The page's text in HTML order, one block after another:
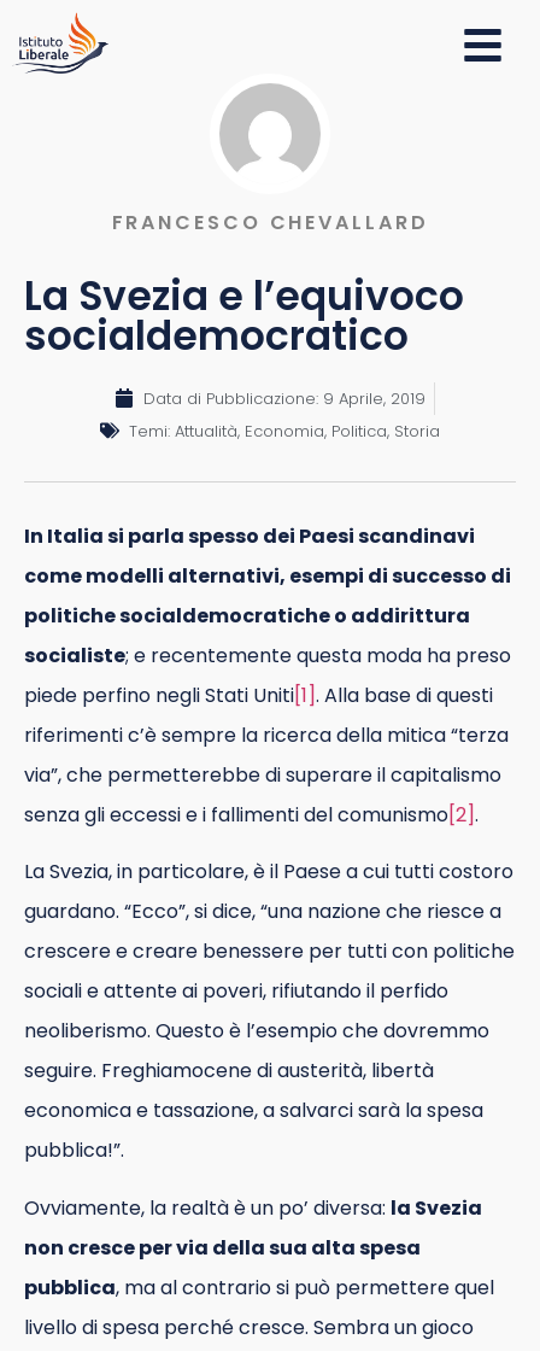
FRANCESCO CHEVALLARD
La Svezia e l’equivoco
socialdemocratico
Data di Pubblicazione: 9 Aprile, 2019
Temi: Attualità, Economia, Politica, Storia
In Italia si parla spesso dei Paesi scandinavi
come modelli alternativi, esempi di successo di
politiche socialdemocratiche o addirittura
socialiste; e recentemente questa moda ha preso
piede perfino negli Stati Uniti[1]. Alla base di questi
riferimenti c’è sempre la ricerca della mitica “terza
via”, che permetterebbe di superare il capitalismo
senza gli eccessi e i fallimenti del comunismo[2].
La Svezia, in particolare, è il Paese a cui tutti costoro
guardano. “Ecco”, si dice, “una nazione che riesce a
crescere e creare benessere per tutti con politiche
sociali e attente ai poveri, rifiutando il perfido
neoliberismo. Questo è l’esempio che dovremmo
seguire. Freghiamocene di austerità, libertà
economica e tassazione, a salvarci sarà la spesa
pubblica!”.
Ovviamente, la realtà è un po’ diversa: la Svezia
non cresce per via della sua alta spesa
pubblica, ma al contrario si può permettere quel
livello di spesa perché cresce. Sembra un gioco